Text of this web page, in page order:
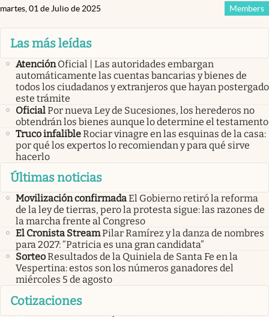
Members
martes, 01 de Julio de 2025
Las más leídas
Atención Oficial | Las autoridades embargan
automáticamente las cuentas bancarias y bienes de
todos los ciudadanos y extranjeros que hayan postergado
este trámite
OficialPor nueva Ley de Sucesiones, los herederos no
obtendrán los bienes aunque lo determine el testamento
Truco infalibleRociar vinagre en las esquinas de la casa:
por qué los expertos lo recomiendan y para qué sirve
hacerlo
Últimas noticias
Movilización confirmadaEl Gobierno retiró la reforma
de la ley de tierras, pero la protesta sigue: las razones de
la marcha frente al Congreso
El Cronista StreamPilar Ramírez y la danza de nombres
para 2027: “Patricia es una gran candidata”
SorteoResultados de la Quiniela de Santa Fe en la
Vespertina: estos son los números ganadores del
miércoles 5 de agosto
Cotizaciones